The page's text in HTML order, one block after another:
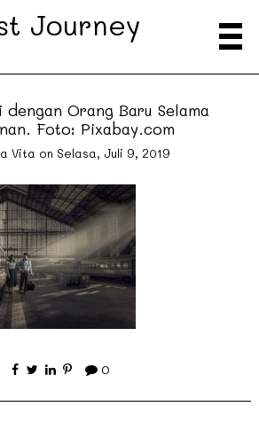
Journey
dengan Orang Baru Selama
Foto: Pixabay.com
Vita on Selasa, Juli 9, 2019
0